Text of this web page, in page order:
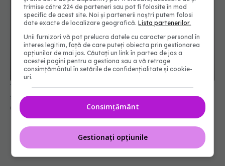
Tot ce trebuie să știi despre migrena cu aură:
simptome, faze și impact asupra vieții
07 apr 2026, 21:52
trimise către 224 de parteneri sau pot fi folosite în mod
specific de acest site. Noi și partenerii noștri putem folosi
date exacte de localizare geografică.Lista partenerilor.
Unii furnizori vă pot prelucra datele cu caracter personal în
interes legitim, față de care puteți obiecta prin gestionarea
opțiunilor de mai jos. Căutați un link în partea de jos a
acestei pagini pentru a gestiona sau a vă retrage
consimțământul în setările de confidențialitate și cookie-
uri.
Consimțământ
Gestionați opțiunile